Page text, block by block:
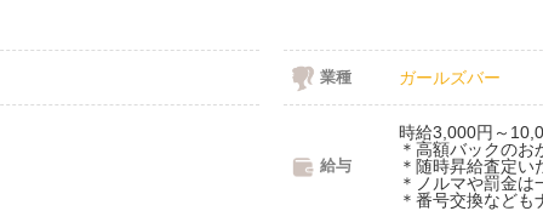
業種 ガールズバー
給与
時給3,000円～
＊高額バックのお
＊随時昇給査定い
＊ノルマや罰金は
＊番号交換なども